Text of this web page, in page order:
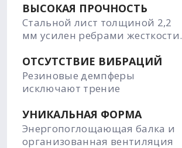
ВЫСОКАЯ ПРОЧНОСТЬ
Стальной лист толщиной 2,2
мм усилен ребрами жесткости.
ОТСУТСТВИЕ ВИБРАЦИЙ
Резиновые демпферы
исключают трение
УНИКАЛЬНАЯ ФОРМА
Энергопоглощающая балка и
организованная вентиляция